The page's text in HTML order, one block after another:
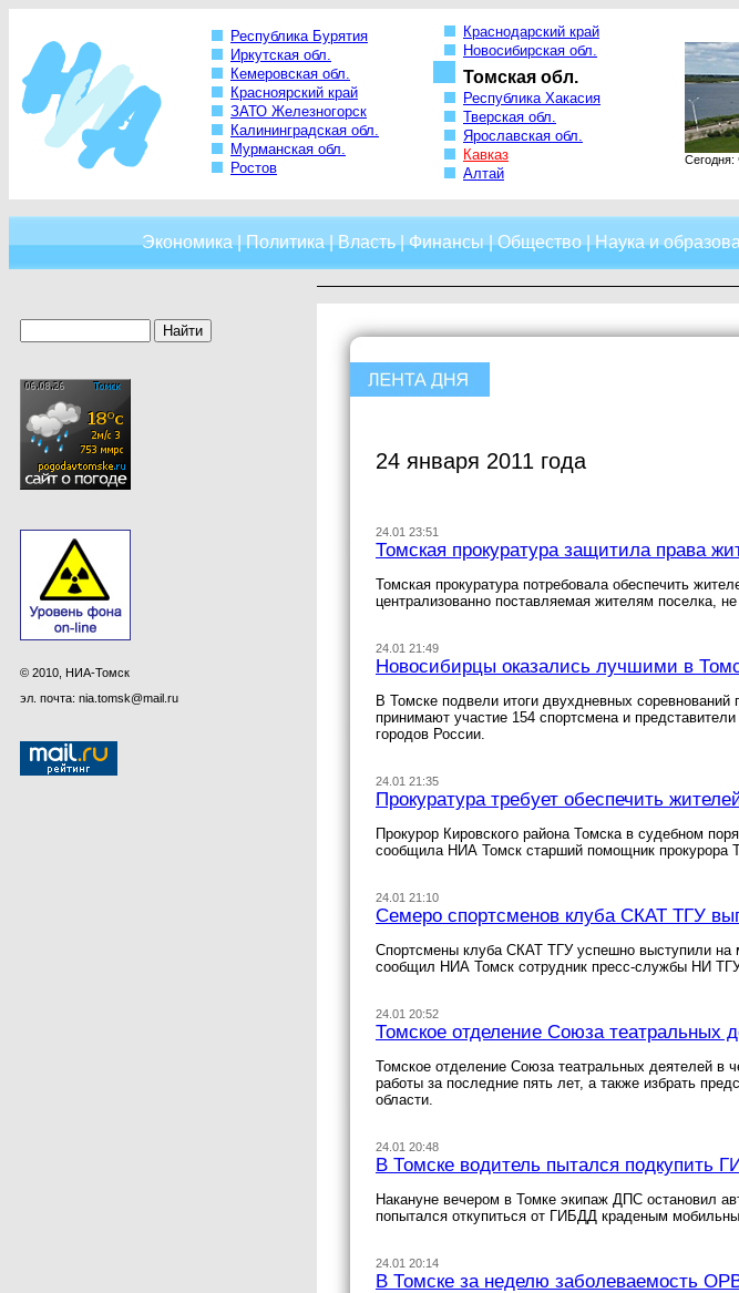
Республика Бурятия
Иркутская обл.
Кемеровская обл.
Красноярский край
ЗАТО Железногорск
Калининградская обл.
Мурманская обл.
Ростов
Краснодарский край
Новосибирская обл.
Томская обл.
Республика Хакасия
Тверская обл.
Ярославская обл.
Кавказ
Алтай
Сегодня:
Экономика|Политика|Власть|Финансы|Общество|Наука и
© 2010, НИА-Томск
эл. почта: nia.tomsk@mail.ru
24 января 2011 года
24.01 23:51
Томская прокуратура защитила права
Томская прокуратура потребовала обеспечить
централизованно поставляемая жителям поселка,
24.01 21:49
Новосибирцы оказались лучшими в
В Томске подвели итоги двухдневных
принимают участие 154 спортсмена и
городов России.
24.01 21:35
Прокуратура требует обеспечить
Прокурор Кировского района Томска в судебном
сообщила НИА Томск старший помощник прокурора
24.01 21:10
Семеро спортсменов клуба СКАТ ТГУ
Спортсмены клуба СКАТ ТГУ успешно выступили на
сообщил НИА Томск сотрудник пресс-службы НИ
24.01 20:52
Томское отделение Союза театральных
Томское отделение Союза театральных деятелей в
работы за последние пять лет, а также избрать
области.
24.01 20:48
В Томске водитель пытался
Накануне вечером в Томке экипаж ДПС остановил
попытался откупиться от ГИБДД краденым
24.01 20:14
В Томске за неделю заболеваемость